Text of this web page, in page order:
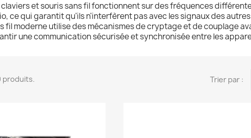
claviers et souris sans fil fonctionnent sur des fréquences
ce qui garantit qu'ils n'interfèrent pas avec les signaux des
fil moderne utilise des mécanismes de cryptage et de couplage
une communication sécurisée et synchronisée entre les
produits. Trier par :